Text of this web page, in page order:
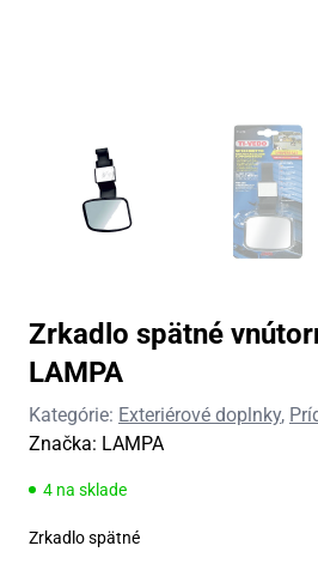
Zrkadlo spätné
LAMPA
Kategórie: Exteriérové doplnky,
Značka: LAMPA
4 na sklade
Zrkadlo spätné